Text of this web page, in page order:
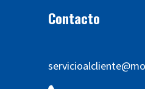
Contacto